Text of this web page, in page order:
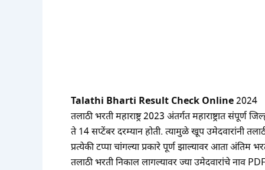
Talathi Bharti Result Check Online2024
तलाठी भरती महाराष्ट्र 2023 अंतर्गत महाराष्ट्रात
ते 14 सप्टेंबर दरम्यान होती. त्यामुळे खूप उमेदवारांनी
प्रत्येकी टप्पा चांगल्या प्रकारे पूर्ण झाल्यावर आता अंतिम
तलाठी भरती निकाल लागल्यावर ज्या उमेदवारांचे नाव